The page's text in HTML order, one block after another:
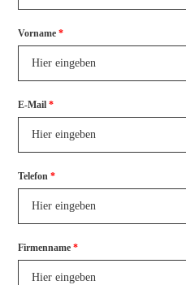
Vorname*
E-Mail*
Telefon *
Firmenname*